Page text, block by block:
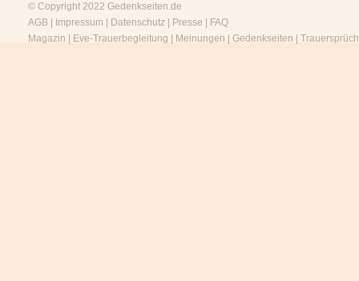
© Copyright 2022 Gedenkseiten.de
AGB
Impressum Datenschutz Presse
FAQ
Magazin
Eve-Trauerbegleitung Meinungen Gedenkseiten